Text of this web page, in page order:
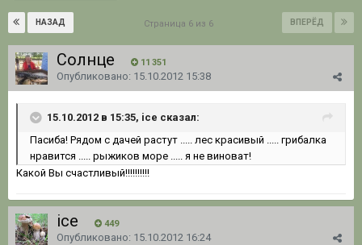
НАЗАД ВПЕРЁД
Страница 6 из 6
Солнце 11 351
Опубликовано: 15.10.2012 15:38
15.10.2012 в 15:35, ice сказал:
Пасиба! Рядом с дачей растут ..... лес красивый ..... грибалка
нравится ..... рыжиков море ..... я не виноват!
Какой Вы счастливый!!!!!!!!!!
ice 449
Опубликовано: 15.10.2012 16:24